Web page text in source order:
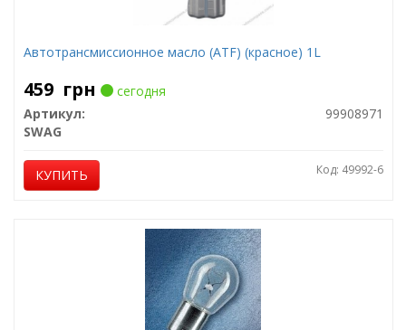
Автотрансмиссионное масло (ATF) (красное) 1L
459 грн
сегодня
Артикул:
99908971
SWAG
КУПИТЬ Код: 49992-6